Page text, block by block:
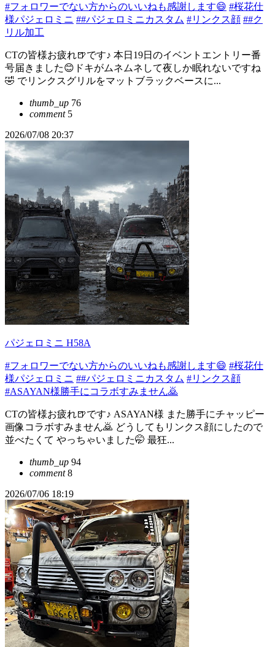
#フォロワーでない方からのいいねも感謝します😄 #桜花仕
様パジェロミニ ##パジェロミニカスタム #リンクス顔 ##ク
リル加工
CTの皆様お疲れ🍺です♪ 本日19日のイベントエントリー番
号届きました😊ドキがムネムネして夜しか眠れないですね
🤣 でリンクスグリルをマットブラックベースに...
thumb_up 76
comment5
2026/07/08 20:37
パジェロミニ H58A
#フォロワーでない方からのいいねも感謝します😄 #桜花仕
様パジェロミニ ##パジェロミニカスタム #リンクス顔
#ASAYAN様勝手にコラボすみません🙇
CTの皆様お疲れ🍺です♪ ASAYAN様 また勝手にチャッピー
画像コラボすみません🙇 どうしてもリンクス顔にしたので
並べたくて やっちゃいました🤭 最狂...
thumb_up 94
comment8
2026/07/06 18:19